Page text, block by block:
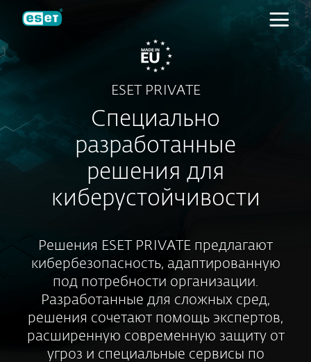
ESET PRIVATE
Специально
разработанные
решения для
киберустойчивости
Решения ESET PRIVATE предлагают
кибербезопасность, адаптированную
под потребности организации.
Разработанные для сложных сред,
решения сочетают помощь экспертов,
расширенную современную защиту от
угроз и специальные сервисы по
ESET